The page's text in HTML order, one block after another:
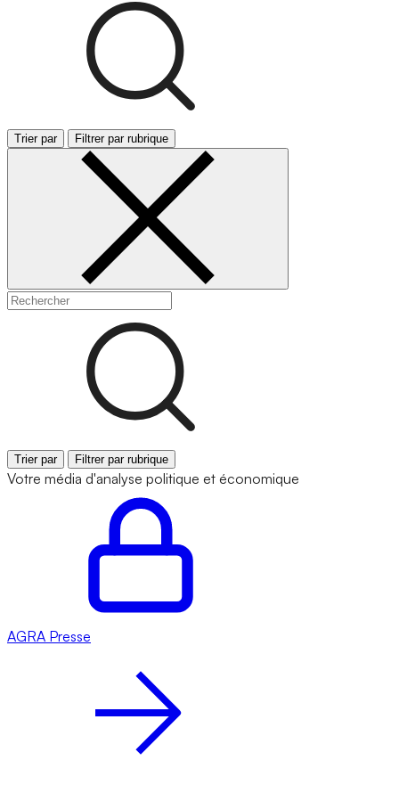
Trier par Filtrer par rubrique
Trier par Filtrer par rubrique
Votre média d'analyse politique et économique
AGRA Presse